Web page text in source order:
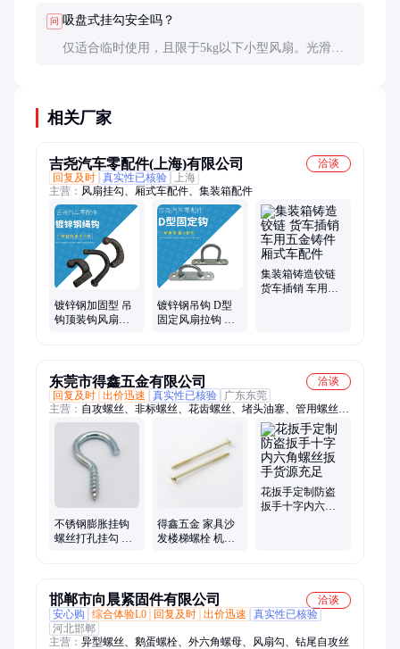
问 吸盘式挂勾安全吗？
仅适合临时使用，且限于5kg以下小型风扇。光滑瓷
相关厂家
吉尧汽车零配件(上海)有限公司
洽谈
回复及时 真实性已核验
上海
主营： 风扇挂勾、厢式车配件、集装箱配件
镀锌钢加固型 吊
钩顶装钩风扇挂
镀锌钢吊钩 D型
固定风扇拉钩 吊
集装箱铸造铰链
货车插销 车用五
东莞市得鑫五金有限公司
洽谈
回复及时 出价迅速 真实性已核验
广东东莞
主营： 自攻螺丝、非标螺丝、花齿螺丝、堵头油塞、管用螺丝、
外六角螺栓、自攻自钻钉、不锈钢螺栓、弹簧螺丝钉、插销铆钉
销、半圆头铁铆钉、光学仪器螺丝、管用五金螺丝、运动器材螺
丝、螺丝紧固板子、家具螺丝插销、电子电器螺丝、全螺纹螺柱
丝杆、平圆头插销铆钉、电子电器机螺丝
不锈钢膨胀挂钩
螺丝打孔挂勾 屋
得鑫五金 家具沙
发楼梯螺栓 机木
花扳手定制防盗
扳手十字内六角
邯郸市向晨紧固件有限公司
洽谈
安心购
综合体验L0 回复及时 出价迅速
真实性已核验
河北邯郸
主营： 异型螺丝、鹅蛋螺栓、外六角螺母、风扇勾、钻尾自攻丝